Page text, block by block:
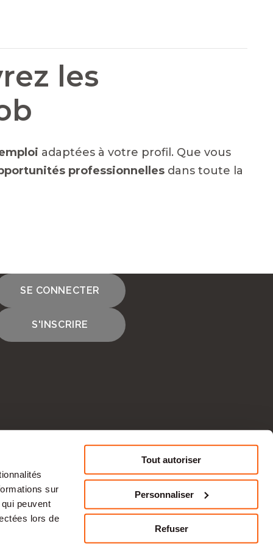
sur
peuvent
lors de
Tout autoriser
Personnaliser
Refuser
les
adaptées à votre profil. Que vous
professionnelles dans toute la
en ressources humaines et à une
économique durable et des
SE CONNECTER
S'INSCRIRE
CONTACTEZ-NOUS